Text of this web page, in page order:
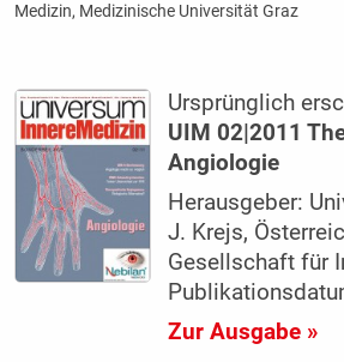
Medizin, Medizinische Universität Graz
Ursprünglich
UIM 02|2011
Angiologie
Herausgeber:
J. Krejs,
Gesellschaft für
Zur Ausgabe »